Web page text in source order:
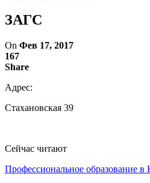
ЗАГС
On Фев 17, 2017
167
Share
Адрес:
Стахановская 39
Сейчас читают
Профессиональное образование